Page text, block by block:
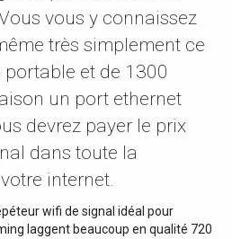
vous y connaissez
très simplement ce
et de 1300
un port ethernet
devrez payer le prix
dans toute la
internet.
wifi de signal idéal pour
laggent beaucoup en qualité 720